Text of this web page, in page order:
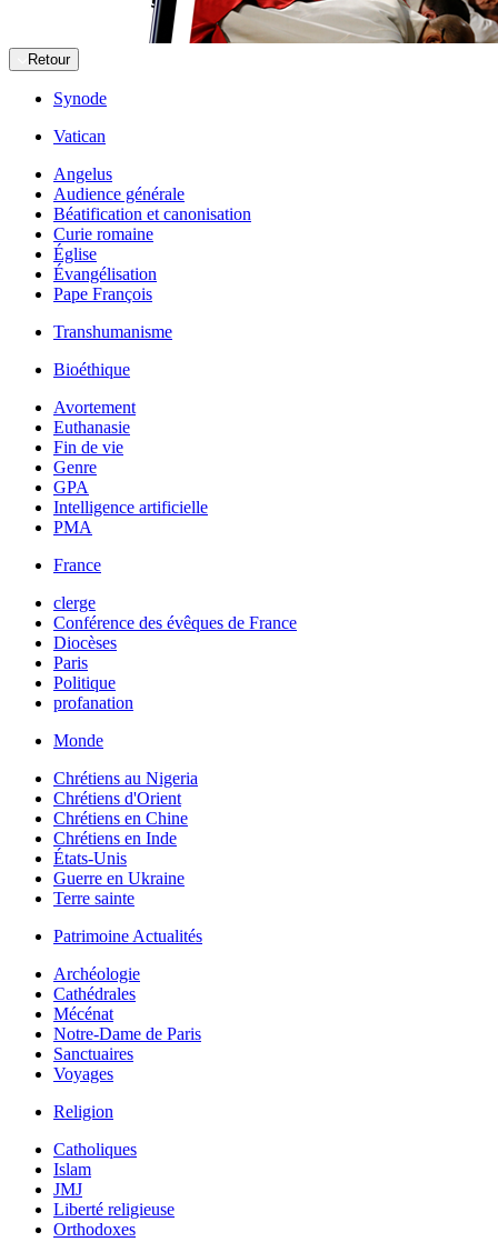
Retour
Synode
Vatican
Angelus
Audience générale
Béatification et canonisation
Curie romaine
Église
Évangélisation
Pape François
Transhumanisme
Bioéthique
Avortement
Euthanasie
Fin de vie
Genre
GPA
Intelligence artificielle
PMA
France
clerge
Conférence des évêques de France
Diocèses
Paris
Politique
profanation
Monde
Chrétiens au Nigeria
Chrétiens d'Orient
Chrétiens en Chine
Chrétiens en Inde
États-Unis
Guerre en Ukraine
Terre sainte
Patrimoine Actualités
Archéologie
Cathédrales
Mécénat
Notre-Dame de Paris
Sanctuaires
Voyages
Religion
Catholiques
Islam
JMJ
Liberté religieuse
Orthodoxes